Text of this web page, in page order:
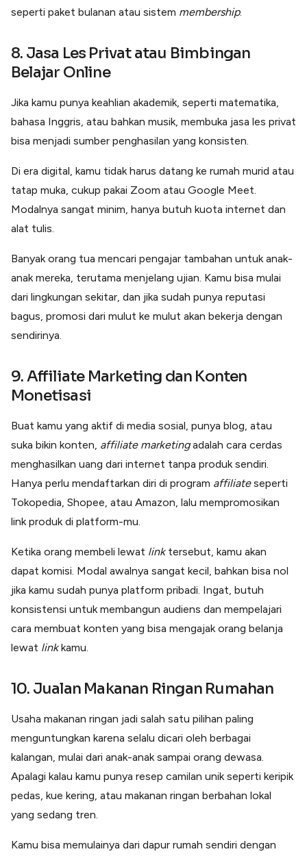
seperti paket bulanan atau sistem membership.
8. Jasa Les Privat atau Bimbingan
Belajar Online
Jika kamu punya keahlian akademik, seperti matematika,
bahasa Inggris, atau bahkan musik, membuka jasa les privat
bisa menjadi sumber penghasilan yang konsisten.
Di era digital, kamu tidak harus datang ke rumah murid atau
tatap muka, cukup pakai Zoom atau Google Meet.
Modalnya sangat minim, hanya butuh kuota internet dan
alat tulis.
Banyak orang tua mencari pengajar tambahan untuk anak-
anak mereka, terutama menjelang ujian. Kamu bisa mulai
dari lingkungan sekitar, dan jika sudah punya reputasi
bagus, promosi dari mulut ke mulut akan bekerja dengan
sendirinya.
9. Affiliate Marketing dan Konten
Monetisasi
Buat kamu yang aktif di media sosial, punya blog, atau
suka bikin konten, affiliate marketingadalah cara cerdas
menghasilkan uang dari internet tanpa produk sendiri.
Hanya perlu mendaftarkan diri di program affiliateseperti
Tokopedia, Shopee, atau Amazon, lalu mempromosikan
link produk di platform-mu.
Ketika orang membeli lewat linktersebut, kamu akan
dapat komisi. Modal awalnya sangat kecil, bahkan bisa nol
jika kamu sudah punya platform pribadi. Ingat, butuh
konsistensi untuk membangun audiens dan mempelajari
cara membuat konten yang bisa mengajak orang belanja
lewat linkkamu.
10. Jualan Makanan Ringan Rumahan
Usaha makanan ringan jadi salah satu pilihan paling
menguntungkan karena selalu dicari oleh berbagai
kalangan, mulai dari anak-anak sampai orang dewasa.
Apalagi kalau kamu punya resep camilan unik seperti keripik
pedas, kue kering, atau makanan ringan berbahan lokal
yang sedang tren.
Kamu bisa memulainya dari dapur rumah sendiri dengan